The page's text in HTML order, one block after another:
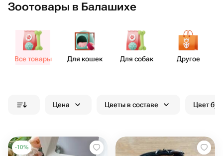
Зоотовары в Балашихе
Все товары Для кошек Для собак Другое
Цена Цветы в составе Цвет
-10%